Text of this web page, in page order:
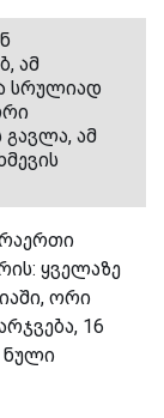
ამ
სრულიად
გავლა, ამ
ყველაზე
ორი
16
ნული